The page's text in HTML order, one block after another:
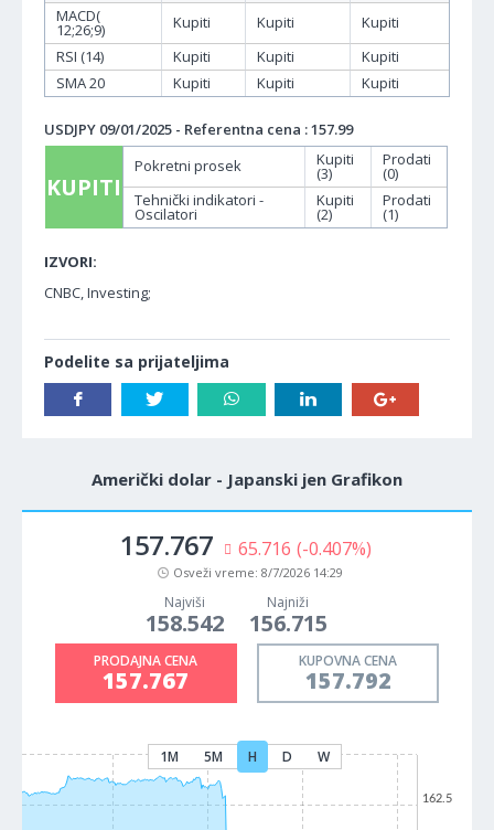
MACD(
12;26;9) Kupiti Kupiti
Kupiti
RSI (14)
Kupiti Kupiti
Kupiti
SMA 20
Kupiti Kupiti Kupiti
USDJPY 09/01/2025 - Referentna cena : 157.99
KUPITI
Pokretni prosek Kupiti
(3)
Prodati
(0)
Tehnički indikatori -
Oscilatori
Kupiti
(2)
Prodati
(1)
IZVORI:
CNBC, Investing;
Podelite sa prijateljima
Američki dolar - Japanski jen Grafikon
157.767 65.716 (-0.407%)
Osveži vreme: 8/7/2026 14:29
Najviši
158.542
Najniži
156.715
PRODAJNA CENA
157.767
KUPOVNA CENA
157.792
1M 5M H D W
162.5